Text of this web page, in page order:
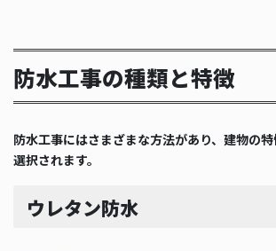
防水工事の種類と特徴
防水工事にはさまざまな方法があり、建物の
選択されます。
ウレタン防水